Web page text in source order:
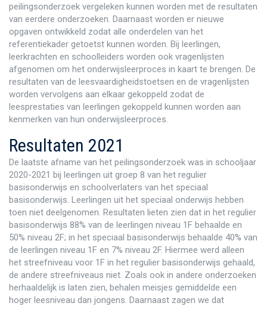
peilingsonderzoek vergeleken kunnen worden met de resultaten
van eerdere onderzoeken. Daarnaast worden er nieuwe
opgaven ontwikkeld zodat alle onderdelen van het
referentiekader getoetst kunnen worden. Bij leerlingen,
leerkrachten en schoolleiders worden ook vragenlijsten
afgenomen om het onderwijsleerproces in kaart te brengen. De
resultaten van de leesvaardigheidstoetsen en de vragenlijsten
worden vervolgens aan elkaar gekoppeld zodat de
leesprestaties van leerlingen gekoppeld kunnen worden aan
kenmerken van hun onderwijsleerproces.
Resultaten 2021
De laatste afname van het peilingsonderzoek was in schooljaar
2020-2021 bij leerlingen uit groep 8 van het regulier
basisonderwijs en schoolverlaters van het speciaal
basisonderwijs. Leerlingen uit het speciaal onderwijs hebben
toen niet deelgenomen. Resultaten lieten zien dat in het regulier
basisonderwijs 88% van de leerlingen niveau 1F behaalde en
50% niveau 2F; in het speciaal basisonderwijs behaalde 40% van
de leerlingen niveau 1F en 7% niveau 2F. Hiermee werd alleen
het streefniveau voor 1F in het regulier basisonderwijs gehaald,
de andere streefniveaus niet. Zoals ook in andere onderzoeken
herhaaldelijk is laten zien, behalen meisjes gemiddelde een
hoger leesniveau dan jongens. Daarnaast zagen we dat